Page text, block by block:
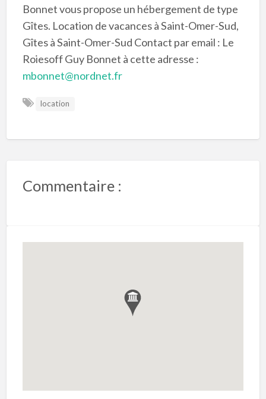
Bonnet vous propose un hébergement de type
Gîtes. Location de vacances à Saint-Omer-Sud,
Gîtes à Saint-Omer-Sud Contact par email : Le
Roiesoff Guy Bonnet à cette adresse :
mbonnet@nordnet.fr
location
Commentaire :